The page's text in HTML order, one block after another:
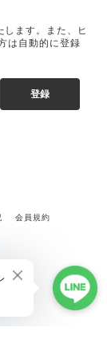
ます。また、ヒ
は自動的に登録
登録
会員規約